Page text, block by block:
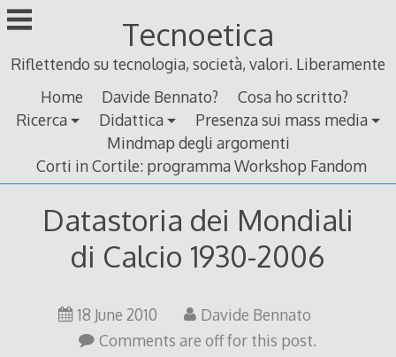
Skip
to
Tecnoetica
Riflettendo su tecnologia, società, valori. Liberamente
Home
Davide Bennato?
Cosa ho scritto?
Ricerca
Didattica
Presenza sui mass media
Mindmap degli argomenti
Corti in Cortile: programma Workshop Fandom
Datastoria dei Mondiali
di Calcio 1930-2006
18 June 201018
June
Davide Bennato
Comments are off for this post.